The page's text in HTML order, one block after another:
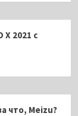
X 2021 с
что, Meizu?